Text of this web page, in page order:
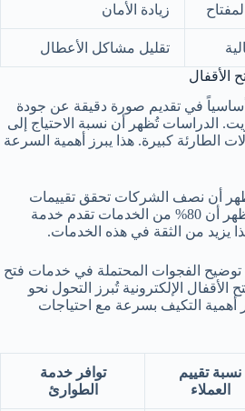
زيادة الأمان
تقليل مشاكل الأعطال
الأقفال
أساسياً في تقديم صورة دقيقة عن جودة
الدراسات تُظهر أن نسبة الاحتياج إلى
الطارئة كبيرة. هذا يبرز أهمية السرعة
يظهر أن نصف الشركات تحقق تقييمات
مرتفعة. ملاحظات العملاء تُظهر أن 80% من الخدمات تقدم خدمة
يزيد من الثقة في هذه الخدمات.
الفجوات المحتملة في خدمات فتح
الأقفال الإلكترونية تُبرز التحول نحو
أهمية التكيف بسرعة مع احتياجات
نسبة تقييم
العملاء
توافر خدمة
الطوارئ